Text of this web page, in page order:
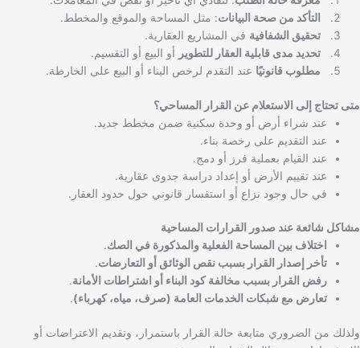
التأكد من صحة البيانات: مثل المساحة والموقع والمخطط.
تحقيق الشفافية في المشاريع العقارية.
تحديد مدى قابلية العقار للتطوير أو البيع أو التقسيم.
مطلوب قانونيًا عند التقدم لرخص البناء أو البيع على الخارطة.
متى تحتاج إلى الاستعلام عن القرار المساحي؟
عند شراء أرض أو وحدة سكنية ضمن مخطط جديد.
عند التقديم على رخصة بناء.
عند القيام بعملية فرز أو دمج.
عند تقييم الأرض أو إعداد دراسة جدوى عقارية.
في حال وجود نزاع أو استفسار قانوني حول حدود العقار.
مشاكل شائعة عند صدور القرارات المساحية
اختلاف بين المساحة الفعلية والمذكورة في الصك.
تأخر إصدار القرار بسبب نقص الوثائق أو التعارضات.
رفض القرار بسبب مخالفة كود البناء أو اشتراطات الأمانة.
تعارض مع شبكات الخدمات العامة (صرف، مياه، كهرباء).
ولذلك من الضروري متابعة حالة القرار باستمرار، وتقديم الاعتراضات أو